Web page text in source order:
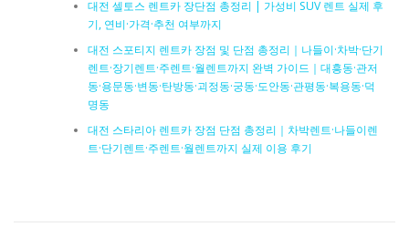
대전 셀토스 렌트카 장단점 총정리 | 가성비 SUV 렌트 실제 후
기, 연비·가격·추천 여부까지
대전 스포티지 렌트카 장점 및 단점 총정리｜나들이·차박·단기
렌트·장기렌트·주렌트·월렌트까지 완벽 가이드｜대흥동·관저
동·용문동·변동·탄방동·괴정동·궁동·도안동·관평동·복용동·덕
명동
대전 스타리아 렌트카 장점 단점 총정리｜차박렌트·나들이렌
트·단기렌트·주렌트·월렌트까지 실제 이용 후기